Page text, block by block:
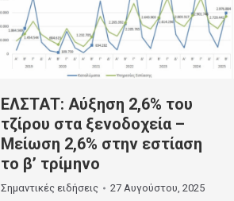
ΕΛΣΤΑΤ: Αύξηση 2,6% του
τζίρου στα ξενοδοχεία –
Μείωση 2,6% στην εστίαση
το β’ τρίμηνο
Σημαντικές ειδήσεις 27 Αυγούστου, 2025